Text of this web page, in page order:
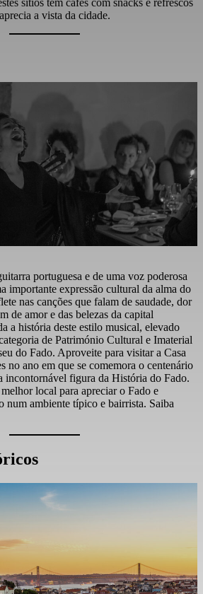
sítios têm cafés com snacks e refrescos
a vista da cidade.
portuguesa e de uma voz poderosa
importante expressão cultural da alma do
nas canções que falam de saudade, dor
de amor e das belezas da capital
a história deste estilo musical, elevado
de Património Cultural e Imaterial
do Fado. Aproveite para visitar a Casa
no ano em que se comemora o centenário
incontornável figura da História do Fado.
local para apreciar o Fado e
num ambiente típico e bairrista. Saiba